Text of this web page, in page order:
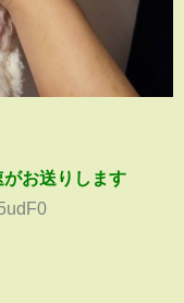
お送りします